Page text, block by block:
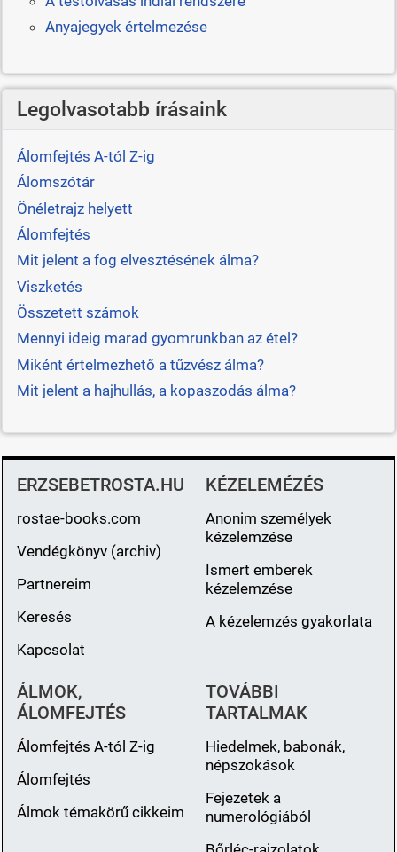
Anyajegyek értelmezése
Legolvasotabb írásaink
Álomfejtés A-tól Z-ig
Álomszótár
Önéletrajz helyett
Álomfejtés
Mit jelent a fog elvesztésének álma?
Viszketés
Összetett számok
Mennyi ideig marad gyomrunkban az étel?
Miként értelmezhető a tűzvész álma?
Mit jelent a hajhullás, a kopaszodás álma?
ERZSEBETROSTA.HU
rostae-books.com
Vendégkönyv (archiv)
Partnereim
Keresés
Kapcsolat
KÉZELEMÉZÉS
Anonim személyek
kézelemzése
Ismert emberek
kézelemzése
A kézelemzés gyakorlata
ÁLMOK,
ÁLOMFEJTÉS
Álomfejtés A-tól Z-ig
Álomfejtés
Álmok témakörű cikkeim
TOVÁBBI
TARTALMAK
Hiedelmek, babonák,
népszokások
Fejezetek a
numerológiából